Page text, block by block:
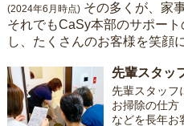
(2024年6月時点) その多くが、家
それでもCaSy本部のサポー
し、たくさんのお客様を笑顔
先輩スタッ
先輩スタッフ
お掃除の仕方
などを長年お